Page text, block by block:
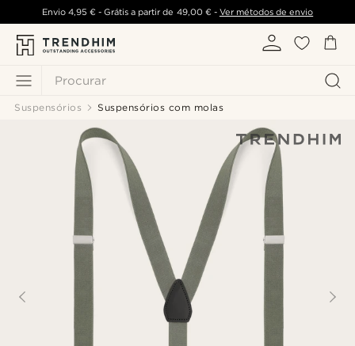
Procurar
Envio 4,95 €- Grátis a partir de 49,00 €- Ver métodos de envio
Suspensórios Suspensórios com molas